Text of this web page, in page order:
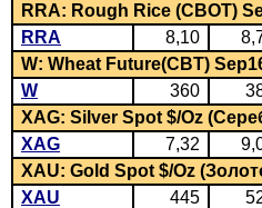
RRA: Rough Rice (CBOT)
RRA
8,10
W: Wheat Future(CBT)
W
360
XAG: Silver Spot $/Oz
XAG
7,32
XAU: Gold Spot $/Oz
XAU
445